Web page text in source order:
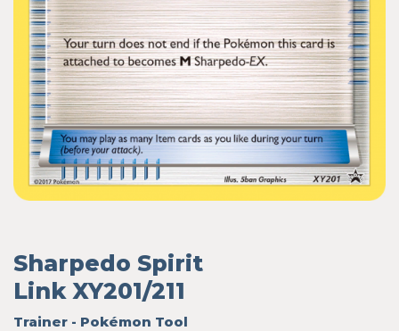
Sharpedo Spirit
Link XY201/211
Trainer - Pokémon Tool